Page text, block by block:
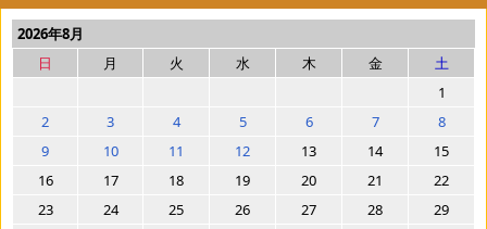
2026年8月
日
月 火 水 木 金
土
1
2
3 4 5 6 7
8
9
10 11 12 13 14
15
16
17 18 19 20 21
22
23
24 25 26 27 28
29